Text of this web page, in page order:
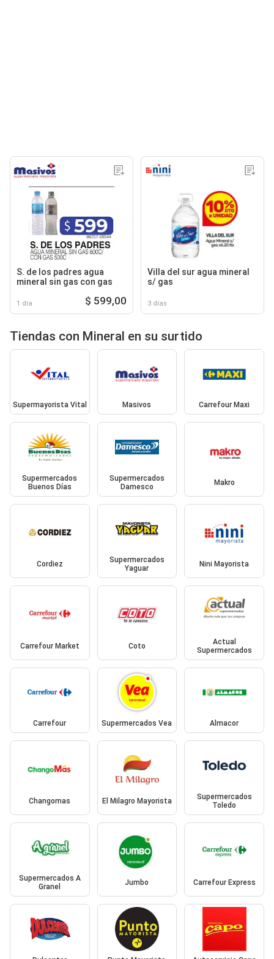
S. de los padres agua
mineral sin gas con gas
1 día $ 599,00
Villa del sur agua mineral
s/ gas
3 días
Tiendas con Mineral en su surtido
Supermayorista Vital Masivos Carrefour Maxi
Supermercados
Buenos Días
Supermercados
Damesco
Makro
Cordiez
Supermercados
Yaguar
Nini Mayorista
Carrefour Market Coto
Actual
Supermercados
Carrefour Supermercados Vea Almacor
Changomas El Milagro Mayorista
Supermercados
Toledo
Supermercados A
Granel
Jumbo Carrefour Express